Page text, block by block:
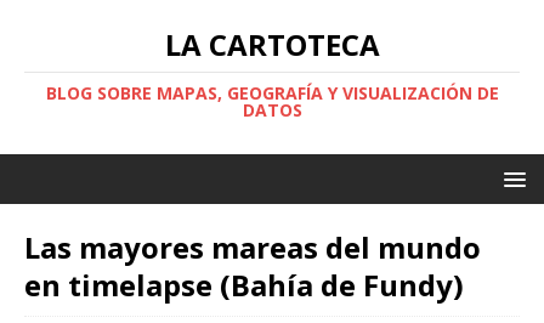
LA CARTOTECA
BLOG SOBRE MAPAS, GEOGRAFÍA Y VISUALIZACIÓN DE
DATOS
Las mayores mareas del mundo
en timelapse (Bahía de Fundy)